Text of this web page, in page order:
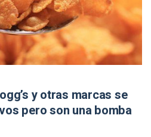
y otras marcas se
pero son una bomba